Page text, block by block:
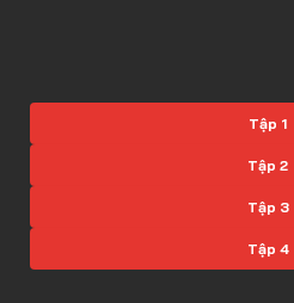
Tập 1
Tập 2
Tập 3
Tập 4